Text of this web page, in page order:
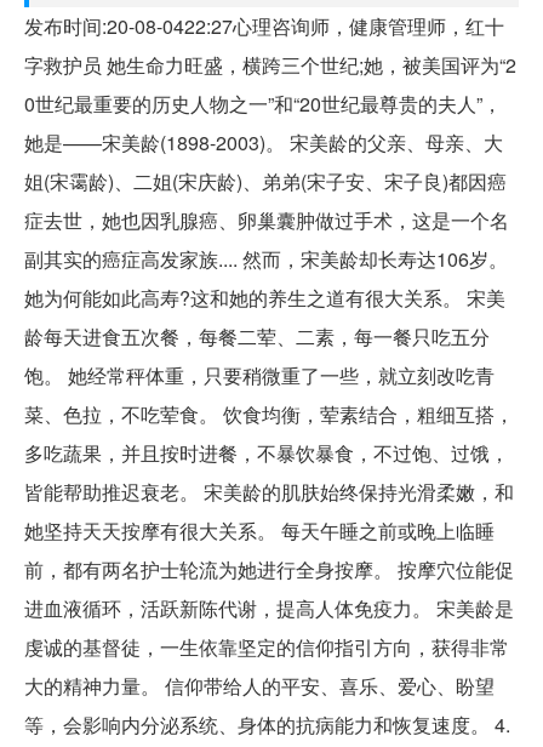
发布时间:20-08-0422:27心理咨询师，健康管理师，红十
字救护员 她生命力旺盛，横跨三个世纪;她，被美国评为“2
0世纪最重要的历史人物之一”和“20世纪最尊贵的夫人”，
她是——宋美龄(1898-2003)。 宋美龄的父亲、母亲、大
姐(宋霭龄)、二姐(宋庆龄)、弟弟(宋子安、宋子良)都因癌
症去世，她也因乳腺癌、卵巢囊肿做过手术，这是一个名
副其实的癌症高发家族.... 然而，宋美龄却长寿达106岁。
她为何能如此高寿?这和她的养生之道有很大关系。 宋美
龄每天进食五次餐，每餐二荤、二素，每一餐只吃五分
饱。 她经常秤体重，只要稍微重了一些，就立刻改吃青
菜、色拉，不吃荤食。 饮食均衡，荤素结合，粗细互搭，
多吃蔬果，并且按时进餐，不暴饮暴食，不过饱、过饿，
皆能帮助推迟衰老。 宋美龄的肌肤始终保持光滑柔嫩，和
她坚持天天按摩有很大关系。 每天午睡之前或晚上临睡
前，都有两名护士轮流为她进行全身按摩。 按摩穴位能促
进血液循环，活跃新陈代谢，提高人体免疫力。 宋美龄是
虔诚的基督徒，一生依靠坚定的信仰指引方向，获得非常
大的精神力量。 信仰带给人的平安、喜乐、爱心、盼望
等，会影响内分泌系统、身体的抗病能力和恢复速度。 4.